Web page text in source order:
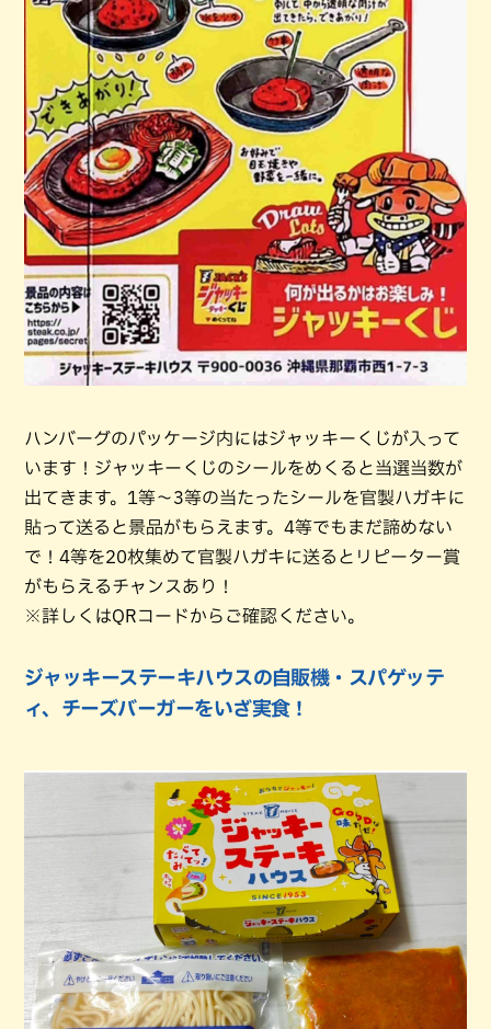
ハンバーグのパッケージ内にはジャッキーくじが入って
います！ジャッキーくじのシールをめくると当選当数が
出てきます。1等〜3等の当たったシールを官製ハガキに
貼って送ると景品がもらえます。4等でもまだ諦めない
で！4等を20枚集めて官製ハガキに送るとリピーター賞
がもらえるチャンスあり！
※詳しくはQRコードからご確認ください。
ジャッキーステーキハウスの自販機・スパゲッテ
ィ、チーズバーガーをいざ実食！